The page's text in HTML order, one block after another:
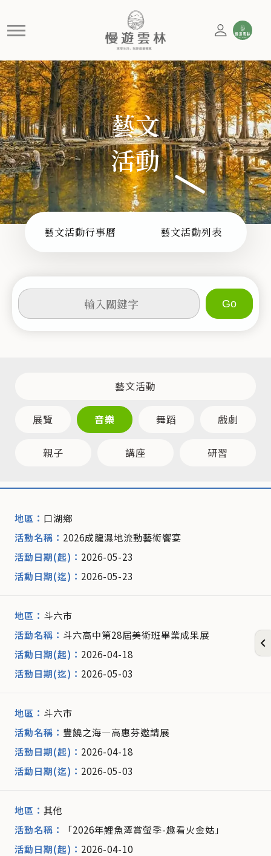
音樂
慢遊雲林，享受生活 就是這麼簡單
藝文
活動
藝文活動行事曆 藝文活動列表
輸
入
藝文活動
展覽 音樂 舞蹈 戲劇
親子 講座 研習
口湖鄉
2026成龍濕地流動藝術饗宴
2026-05-23
2026-05-23
斗六市
斗六高中第28屆美術班畢業成果展
2026-04-18
2026-05-03
斗六市
豐饒之海—高惠芬邀請展
2026-04-18
2026-05-03
其他
「2026年鯉魚潭賞螢季-趣看火金姑」
2026-04-10